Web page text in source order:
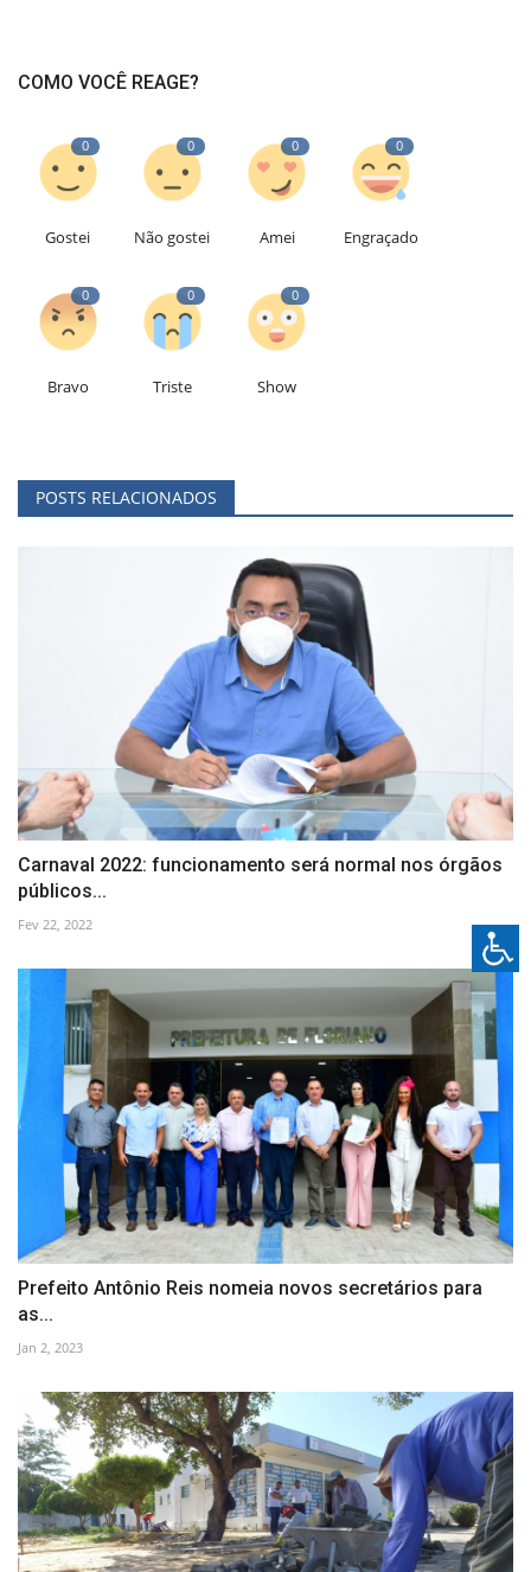
COMO VOCÊ REAGE?
0
Gostei
0
Não gostei
0
Amei
0
Engraçado
0
Bravo
0
Triste
0
Show
POSTS RELACIONADOS
Carnaval 2022: funcionamento será normal nos órgãos
públicos...
Fev 22, 2022
Prefeito Antônio Reis nomeia novos secretários para
as...
Jan 2, 2023